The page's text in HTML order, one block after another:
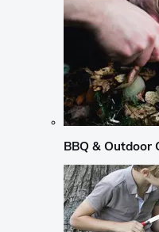
BBQ & Outdoor